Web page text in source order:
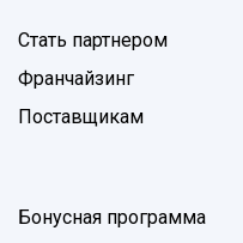
Стать партнером
Франчайзинг
Поставщикам
Бонусная программа